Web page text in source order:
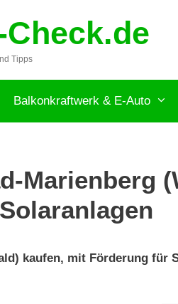
Tipps
Balkonkraftwerk & E-Auto
Marienberg
kaufen, mit Förderung